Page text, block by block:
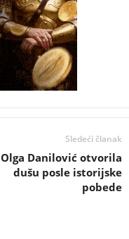
Sledeći članak
Olga Danilović otvorila
dušu posle istorijske
pobede